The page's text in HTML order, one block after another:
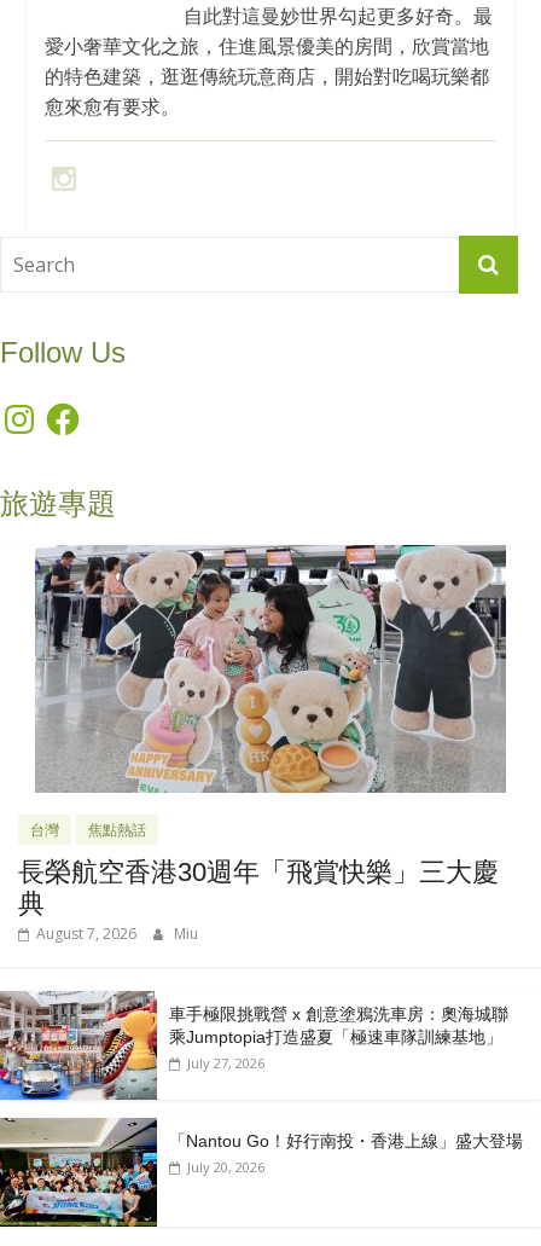
自此對這曼妙世界勾起更多好奇。最
愛小奢華文化之旅，住進風景優美的房間，欣賞當地
的特色建築，逛逛傳統玩意商店，開始對吃喝玩樂都
愈來愈有要求。
Follow Us
InstagramFacebook
旅遊專題
台灣 焦點熱話
長榮航空香港30週年「飛賞快樂」三大慶
典
August 7, 2026 Miu
車手極限挑戰營 x 創意塗鴉洗車房：奧海城聯
乘Jumptopia打造盛夏「極速車隊訓練基地」
July 27, 2026
「Nantou Go！好行南投・香港上線」盛大登場
July 20, 2026